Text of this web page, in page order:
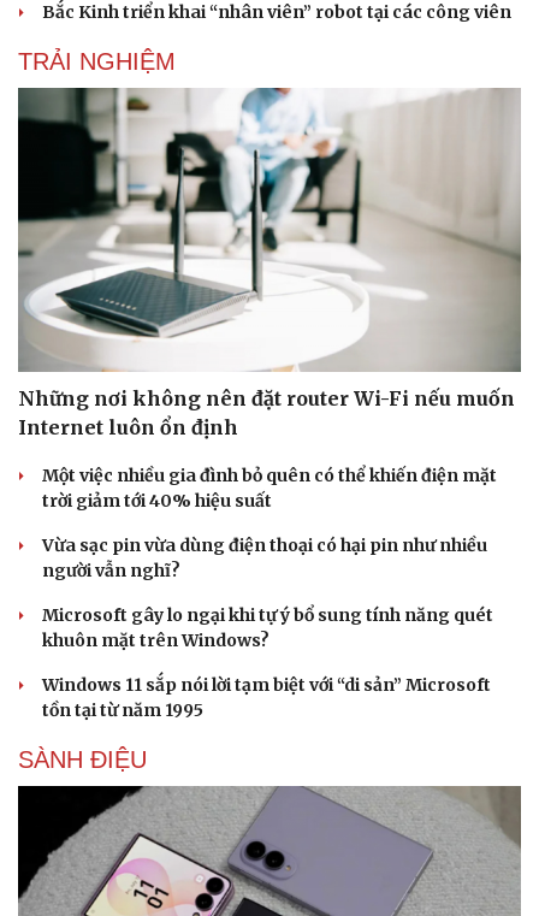
Dinh dưỡng - món ngon
Cây thuốc
Sản phụ khoa
Nhi khoa
Nam khoa
Làm đẹp - giảm cân
Phòng mạch online
Ăn sạch sống khỏe
Nhà đẹp
Tình yêu - Gia đình
Bắc Kinh triển khai “nhân viên” robot tại các công viên
TRẢI NGHIỆM
Những nơi không nên đặt router Wi-Fi nếu muốn
Internet luôn ổn định
Một việc nhiều gia đình bỏ quên có thể khiến điện mặt
trời giảm tới 40% hiệu suất
Vừa sạc pin vừa dùng điện thoại có hại pin như nhiều
người vẫn nghĩ?
Microsoft gây lo ngại khi tự ý bổ sung tính năng quét
khuôn mặt trên Windows?
Windows 11 sắp nói lời tạm biệt với “di sản” Microsoft
tồn tại từ năm 1995
SÀNH ĐIỆU